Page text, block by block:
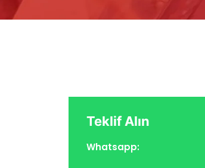
Teklif Alın
Whatsapp: